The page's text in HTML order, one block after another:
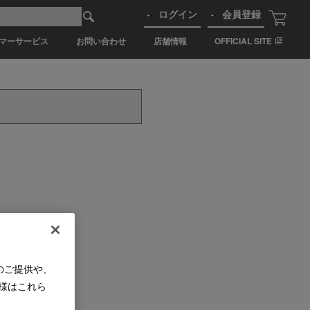
ーサービス お問い合わせ 店舗情報 OFFICIAL SITE
ログイン 会員登録
提供や、
はこれら